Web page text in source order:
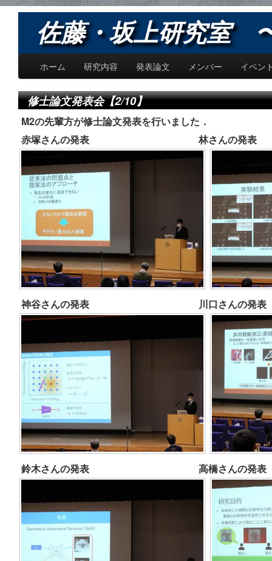
佐藤・坂上研究室
ホーム 研究内容 発表論文 メンバー イベン
修士論文発表会【2/10】
M2の先輩方が修士論文発表を行いました．
赤塚さんの発表 林さんの
神谷さんの発表 川口さん
鈴木さんの発表 高橋さん